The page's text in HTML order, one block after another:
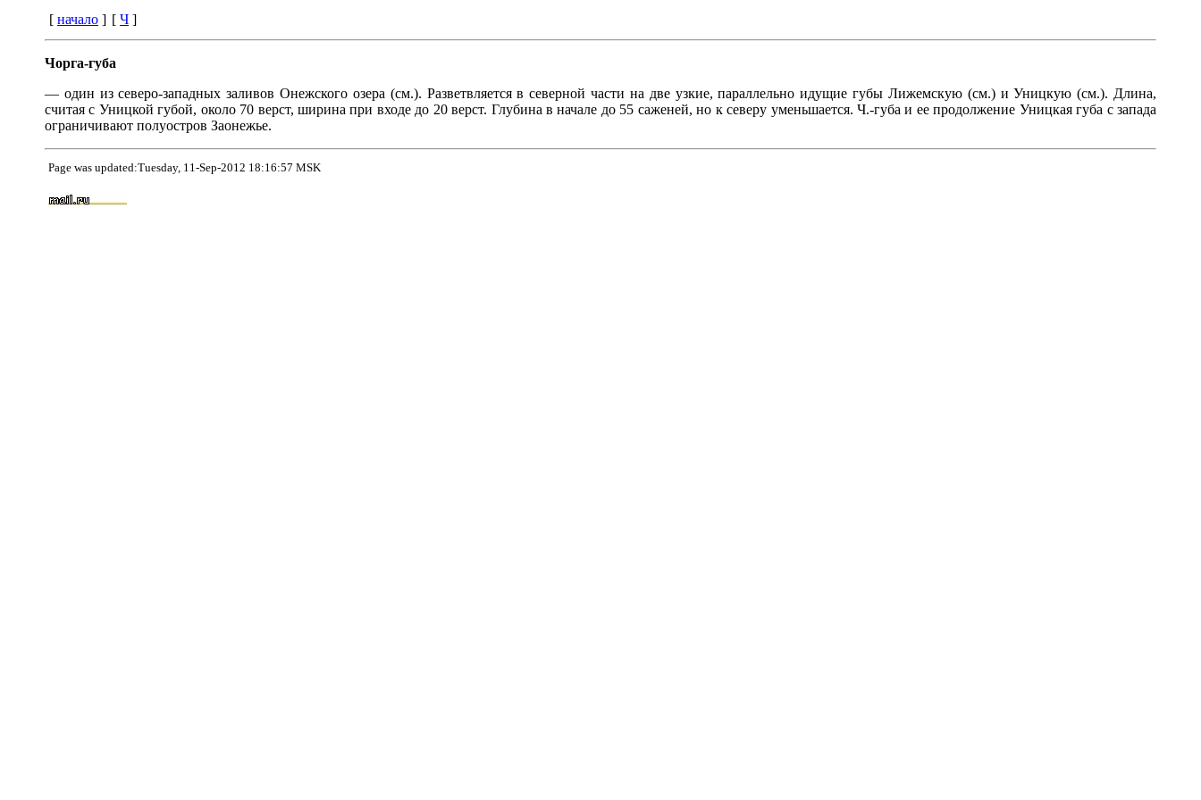
[ начало ] [ Ч ]
Чорга-губа
— один из северо-западных заливов Онежского озера (см.). Разветвляется в северной части на две узкие, параллельно идущие губы Лижемскую (см.) и Уницкую (см.). Длина,
считая с Уницкой губой, около 70 верст, ширина при входе до 20 верст. Глубина в начале до 55 саженей, но к северу уменьшается. Ч.-губа и ее продолжение Уницкая губа с запада
ограничивают полуостров Заонежье.
Page was updated:Tuesday, 11-Sep-2012 18:16:57 MSK